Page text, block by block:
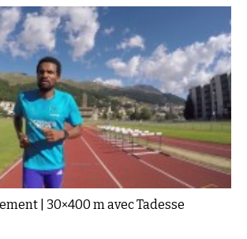
| 30×400 m avec Tadesse